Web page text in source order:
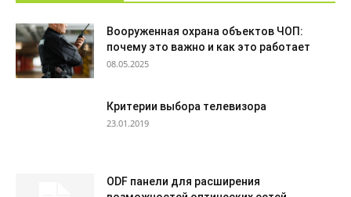
Вооруженная охрана объектов ЧОП:
почему это важно и как это работает
08.05.2025
Критерии выбора телевизора
23.01.2019
ODF панели для расширения